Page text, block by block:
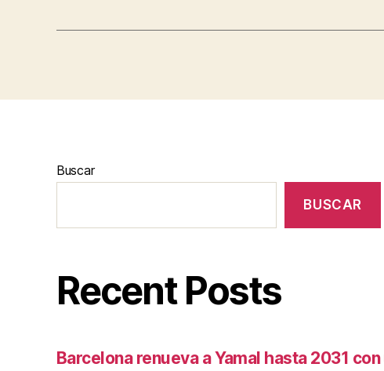
Buscar
BUSCAR
Recent Posts
Barcelona renueva a Yamal hasta 2031